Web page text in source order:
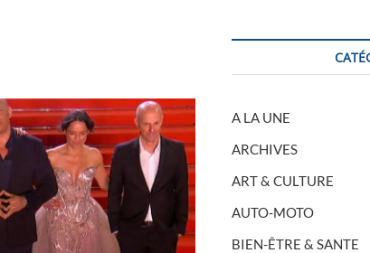
A LA UNE
ARCHIVES
ART & CULTURE
AUTO-MOTO
BIEN-ÊTRE & SANTE